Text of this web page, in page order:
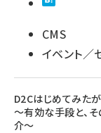
CMS
イベント／
D2Cはじめてみたが
～有効な手段と、
介～